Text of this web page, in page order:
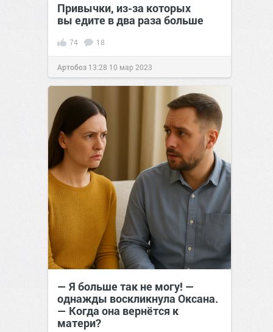
Привычки, из-за которых
вы едите в два раза больше
74 18
Артобоз 13:28 10 мар 2023
— Я больше так не могу! —
однажды воскликнула Оксана.
— Когда она вернётся к
матери?